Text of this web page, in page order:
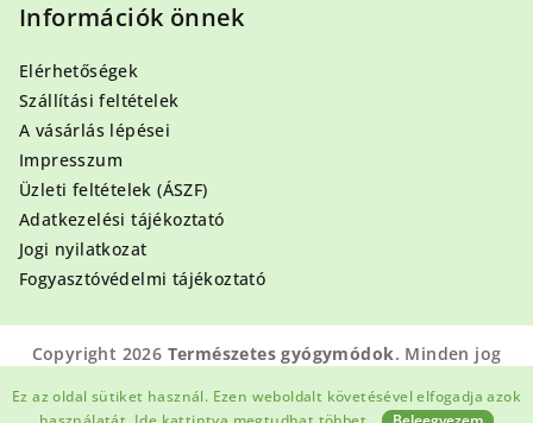
Ez az oldal sütiket használ. Ezen weboldalt követésével elfogadja azok
Információk önnek
Elérhetőségek
Szállítási feltételek
A vásárlás lépései
Impresszum
Üzleti feltételek (ÁSZF)
Adatkezelési tájékoztató
Jogi nyilatkozat
Fogyasztóvédelmi tájékoztató
Copyright 2026 Természetes gyógymódok. Minden jog
fenntartva.